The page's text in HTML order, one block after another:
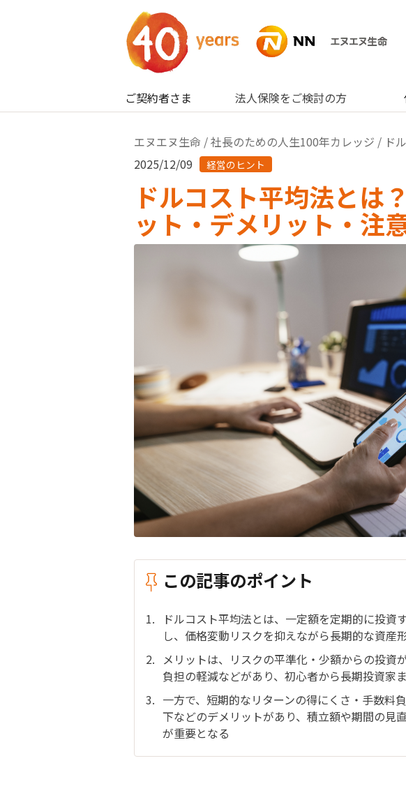
ご契約者さま 法人保険をご検討の方
エヌエヌ生命 /社長のための人生100年カレッジ / ド
2025/12/09
経営のヒント
ドルコスト平均法とは
ット・デメリット・注
この記事のポイント
ドルコスト平均法とは、一定額を定期的に投資
し、価格変動リスクを抑えながら長期的な資産
メリットは、リスクの平準化・少額からの投資
負担の軽減などがあり、初心者から長期投資家
一方で、短期的なリターンの得にくさ・手数料
下などのデメリットがあり、積立額や期間の見
が重要となる